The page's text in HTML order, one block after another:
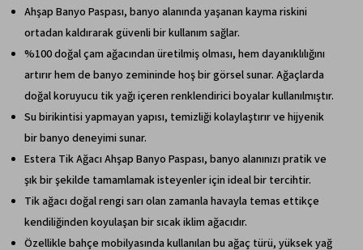
Ahşap Banyo Paspası, banyo alanında yaşanan kayma riskini
ortadan kaldırarak güvenli bir kullanım sağlar.
%100 doğal çam ağacından üretilmiş olması, hem dayanıklılığını
artırır hem de banyo zemininde hoş bir görsel sunar. Ağaçlarda
doğal koruyucu tik yağı içeren renklendirici boyalar kullanılmıştır.
Su birikintisi yapmayan yapısı, temizliği kolaylaştırır ve hijyenik
bir banyo deneyimi sunar.
Estera Tik Ağacı Ahşap Banyo Paspası, banyo alanınızı pratik ve
şık bir şekilde tamamlamak isteyenler için ideal bir tercihtir.
Tik ağacı doğal rengi sarı olan zamanla havayla temas ettikçe
kendiliğinden koyulaşan bir sıcak iklim ağacıdır.
Özellikle bahçe mobilyasında kullanılan bu ağaç türü, yüksek yağ